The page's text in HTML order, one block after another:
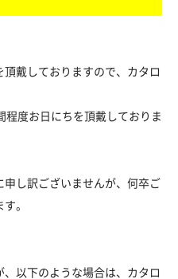
戴しておりますので、カタロ
程度お日にちを頂戴しておりま
し訳ございませんが、何卒ご
。
以下のような場合は、カタロ